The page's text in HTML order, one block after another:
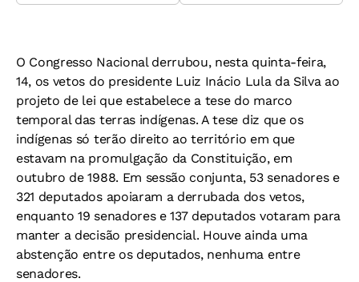
O Congresso Nacional derrubou, nesta quinta-feira,
14, os vetos do presidente Luiz Inácio Lula da Silva ao
projeto de lei que estabelece a tese do marco
temporal das terras indígenas. A tese diz que os
indígenas só terão direito ao território em que
estavam na promulgação da Constituição, em
outubro de 1988. Em sessão conjunta, 53 senadores e
321 deputados apoiaram a derrubada dos vetos,
enquanto 19 senadores e 137 deputados votaram para
manter a decisão presidencial. Houve ainda uma
abstenção entre os deputados, nenhuma entre
senadores.